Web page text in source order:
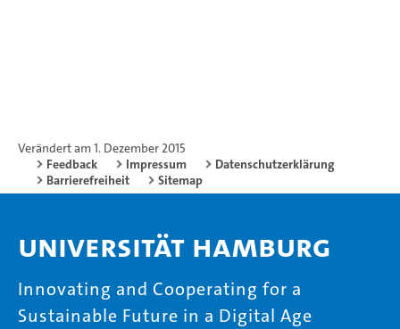
Verändert am 1. Dezember 2015
Feedback
Impressum
Datenschutzerklärung
Barrierefreiheit
Sitemap
Universität Hamburg
Innovating and Cooperating for a
Sustainable Future in a Digital Age